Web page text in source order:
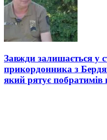
Завжди залишається у
прикордонника з
який рятує побратимів